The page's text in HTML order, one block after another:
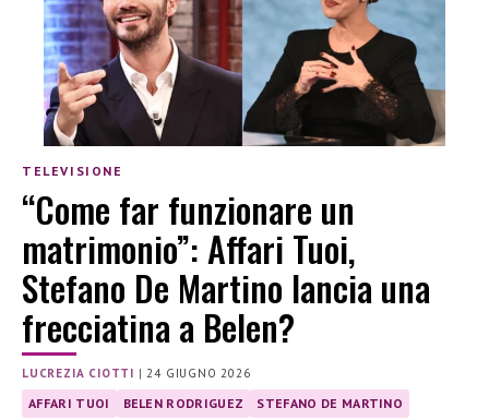
TELEVISIONE
“Come far funzionare un
matrimonio”: Affari Tuoi,
Stefano De Martino lancia una
frecciatina a Belen?
LUCREZIA CIOTTI |24 GIUGNO 2026
AFFARI TUOI BELEN RODRIGUEZ STEFANO DE MARTINO